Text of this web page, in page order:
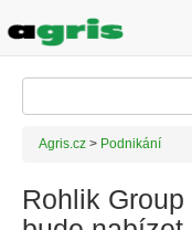
Agris.cz > Podnikání
Rohlik